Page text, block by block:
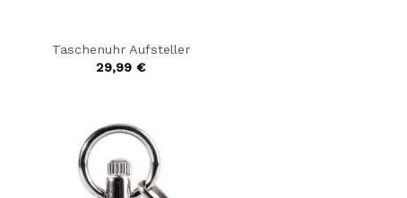
Taschenuhr Aufsteller
29,99 €